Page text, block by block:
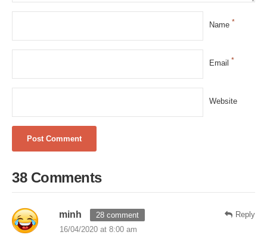
Name *
Email *
Website
38 Comments
Reply
minh
28 comment
16/04/2020 at 8:00 am